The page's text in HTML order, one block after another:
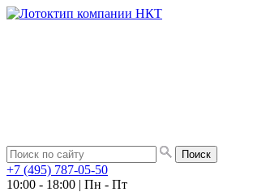
+7 (495) 787-05-50
10:00 - 18:00 | Пн - Пт